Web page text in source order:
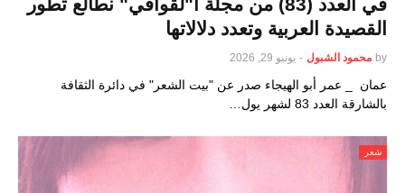
القصيدة العربية وتعدد دلالاتها
by محمود الشبول - يونيو 29, 2026
عمان _ عمر أبو الهيجاء صدر عن "بيت الشعر" في دائرة الثقافة
بالشارقة العدد 83 لشهر يول…
شعر